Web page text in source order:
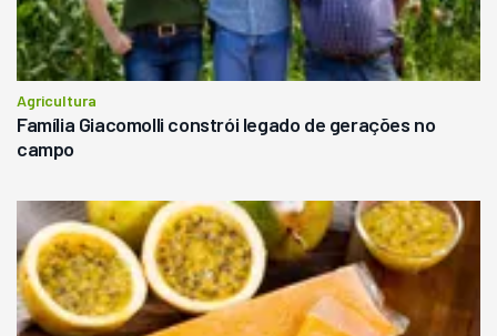
Agricultura
Família Giacomolli constrói legado de gerações no
campo